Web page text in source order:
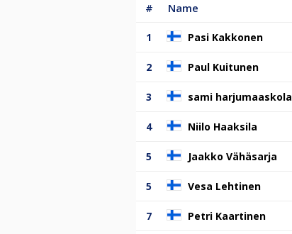
# Name
1 Pasi Kakkonen
2 Paul Kuitunen
3 sami harjumaaskola
4 Niilo Haaksila
5 Jaakko Vähäsarja
5 Vesa Lehtinen
7 Petri Kaartinen